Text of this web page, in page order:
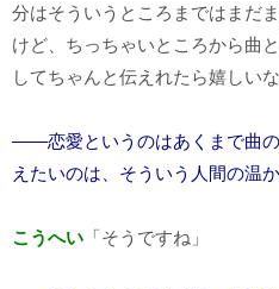
分はそういうところまではまだ
けど、ちっちゃいところから曲
してちゃんと伝えれたら嬉しいな
――恋愛というのはあくまで曲
えたいのは、そういう人間の温
こうへい 「そうですね」